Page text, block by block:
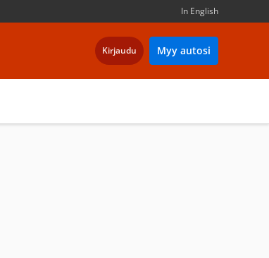
In English
Kirjaudu Myy autosi